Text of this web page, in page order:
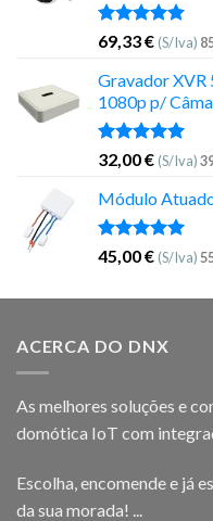
Avaliação
5.00
de 5
69,33€ (S/Iva)
Gravador
1080p p/
Avaliação
5.00
de 5
32,00€ (S/Iva)
Módulo
Avaliação
5.00
de 5
45,00€ (S/Iva)
ACERCA DO DNX
As melhores soluções e
domótica IoT com
Escolha, encomende e já
da sua morada! ...